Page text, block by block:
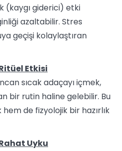
(kaygı giderici) etki
azaltabilir. Stres
geçişi kolaylaştıran
Etkisi
sıcak adaçayı içmek,
bir rutin haline gelebilir. Bu
hem de fizyolojik bir hazırlık
Uyku